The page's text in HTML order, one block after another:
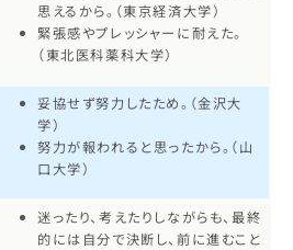
思えるから。（東京経済大学）
緊張感やプレッシャーに耐えた。
（東北医科薬科大学）
妥協せず努力したため。（金沢大
学）
努力が報われると思ったから。（山
口大学）
迷ったり、考えたりしながらも、最終
的には自分で決断し、前に進むこと